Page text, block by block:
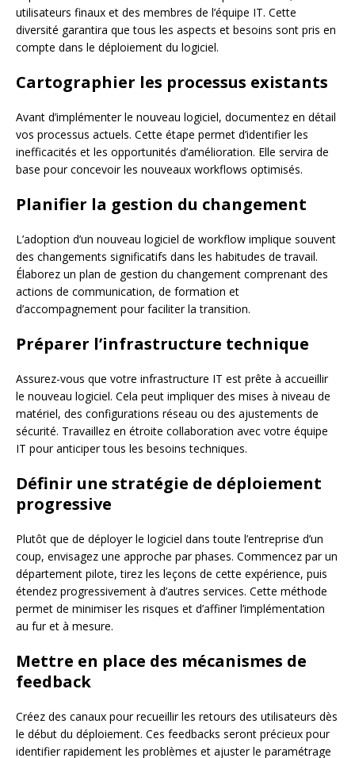
utilisateurs finaux et des membres de l’équipe IT. Cette
diversité garantira que tous les aspects et besoins sont pris en
compte dans le déploiement du logiciel.
Cartographier les processus existants
Avant d’implémenter le nouveau logiciel, documentez en détail
vos processus actuels. Cette étape permet d’identifier les
inefficacités et les opportunités d’amélioration. Elle servira de
base pour concevoir les nouveaux workflows optimisés.
Planifier la gestion du changement
L’adoption d’un nouveau logiciel de workflow implique souvent
des changements significatifs dans les habitudes de travail.
Élaborez un plan de gestion du changement comprenant des
actions de communication, de formation et
d’accompagnement pour faciliter la transition.
Préparer l’infrastructure technique
Assurez-vous que votre infrastructure IT est prête à accueillir
le nouveau logiciel. Cela peut impliquer des mises à niveau de
matériel, des configurations réseau ou des ajustements de
sécurité. Travaillez en étroite collaboration avec votre équipe
IT pour anticiper tous les besoins techniques.
Définir une stratégie de déploiement
progressive
Plutôt que de déployer le logiciel dans toute l’entreprise d’un
coup, envisagez une approche par phases. Commencez par un
département pilote, tirez les leçons de cette expérience, puis
étendez progressivement à d’autres services. Cette méthode
permet de minimiser les risques et d’affiner l’implémentation
au fur et à mesure.
Mettre en place des mécanismes de
feedback
Créez des canaux pour recueillir les retours des utilisateurs dès
le début du déploiement. Ces feedbacks seront précieux pour
identifier rapidement les problèmes et ajuster le paramétrage